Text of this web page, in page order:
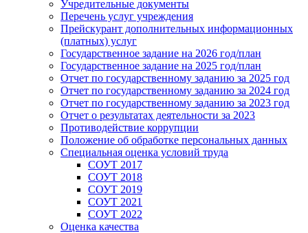
Учредительные документы
Перечень услуг учреждения
Прейскурант дополнительных информационных
(платных) услуг
Государственное задание на 2026 год/план
Государственное задание на 2025 год/план
Отчет по государственному заданию за 2025 год
Отчет по государственному заданию за 2024 год
Отчет по государственному заданию за 2023 год
Отчет о результатах деятельности за 2023
Противодействие коррупции
Положение об обработке персональных данных
Специальная оценка условий труда
СОУТ 2017
СОУТ 2018
СОУТ 2019
СОУТ 2021
СОУТ 2022
Оценка качества